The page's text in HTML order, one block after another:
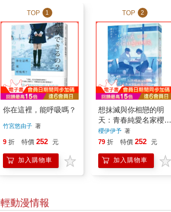
TOP 1
你在這裡，能呼吸嗎？
竹宮悠由子著
9 折 特價 252 元
加入購物車
TOP 2
想抹滅與你相戀的明
天：青春純愛名家櫻伊
伊予的特調酸甜戀情，
令人揪心不已的青春物
櫻伊伊予著
79 折 特價 252 元
加入購物車
輕動漫情報